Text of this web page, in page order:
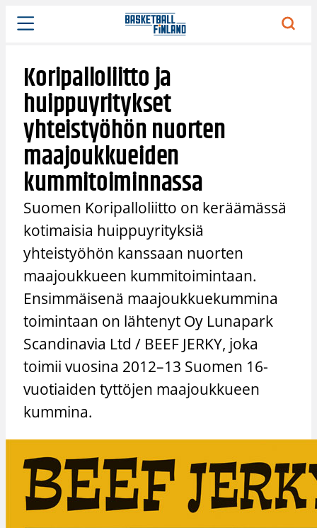
Siirry
sisältöön
Koripalloliitto ja
huippuyritykset
yhteistyöhön nuorten
maajoukkueiden
kummitoiminnassa
Suomen Koripalloliitto on keräämässä
kotimaisia huippuyrityksiä
yhteistyöhön kanssaan nuorten
maajoukkueen kummitoimintaan.
Ensimmäisenä maajoukkuekummina
toimintaan on lähtenyt Oy Lunapark
Scandinavia Ltd / BEEF JERKY, joka
toimii vuosina 2012–13 Suomen 16-
vuotiaiden tyttöjen maajoukkueen
kummina.